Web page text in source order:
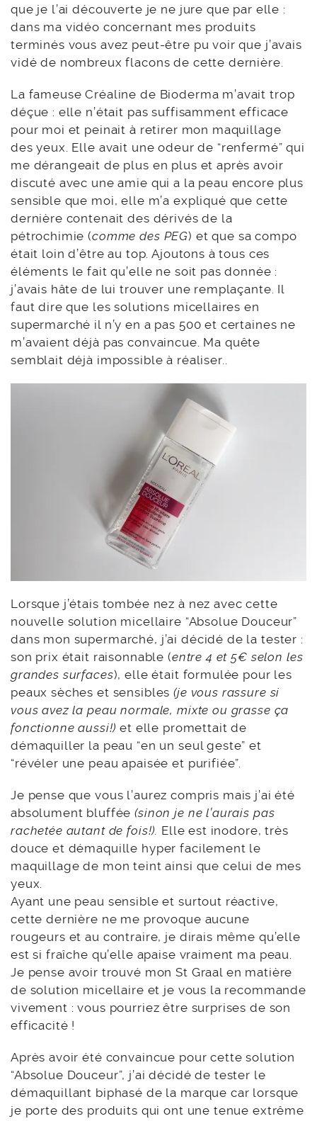
que je l’ai découverte je ne jure que par elle :
dans ma vidéo concernant mes produits
terminés vous avez peut-être pu voir que j’avais
vidé de nombreux flacons de cette dernière.
La fameuse Créaline de Bioderma m’avait trop
déçue : elle n’était pas suffisamment efficace
pour moi et peinait à retirer mon maquillage
des yeux. Elle avait une odeur de “renfermé” qui
me dérangeait de plus en plus et après avoir
discuté avec une amie qui a la peau encore plus
sensible que moi, elle m’a expliqué que cette
dernière contenait des dérivés de la
pétrochimie (comme des PEG) et que sa compo
était loin d’être au top. Ajoutons à tous ces
éléments le fait qu’elle ne soit pas donnée :
j’avais hâte de lui trouver une remplaçante. Il
faut dire que les solutions micellaires en
supermarché il n’y en a pas 500 et certaines ne
m’avaient déjà pas convaincue. Ma quête
semblait déjà impossible à réaliser..
Lorsque j’étais tombée nez à nez avec cette
nouvelle solution micellaire “Absolue Douceur”
dans mon supermarché, j’ai décidé de la tester :
son prix était raisonnable (entre 4 et 5€ selon les
grandes surfaces), elle était formulée pour les
peaux sèches et sensibles(je vous rassure si
vous avez la peau normale, mixte ou grasse ça
fonctionne aussi!)et elle promettait de
démaquiller la peau “en un seul geste” et
“révéler une peau apaisée et purifiée”.
Je pense que vous l’aurez compris mais j’ai été
absolument bluffée(sinon je ne l’aurais pas
rachetée autant de fois!). Elle est inodore, très
douce et démaquille hyper facilement le
maquillage de mon teint ainsi que celui de mes
yeux.
Ayant une peau sensible et surtout réactive,
cette dernière ne me provoque aucune
rougeurs et au contraire, je dirais même qu’elle
est si fraîche qu’elle apaise vraiment ma peau.
Je pense avoir trouvé mon St Graal en matière
de solution micellaire et je vous la recommande
vivement : vous pourriez être surprises de son
efficacité !
Après avoir été convaincue pour cette solution
“Absolue Douceur”, j’ai décidé de tester le
démaquillant biphasé de la marque car lorsque
je porte des produits qui ont une tenue extrême